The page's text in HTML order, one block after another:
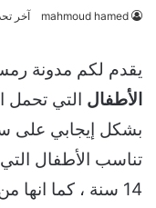
mahmoud hamed آخر تحديث: 31
يقدم لكم مدونة
الأطفال التي تحمل
بشكل إيجابي على
14 سنة ، كما